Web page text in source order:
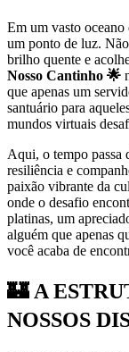
Em um vasto
um ponto de luz.
brilho quente e
Nosso Cantinho 🌟
que apenas um
santuário para
mundos virtuais
Aqui, o tempo passa
resiliência e
paixão vibrante da
onde o desafio
platinas, um
alguém que apenas
você acaba de
ㅤㅤㅤ🏰 A
NOSSOS